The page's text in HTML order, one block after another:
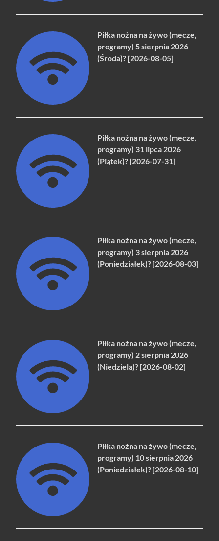
Piłka nożna na żywo (mecze,
programy) 5 sierpnia 2026
(Środa)? [2026-08-05]
Piłka nożna na żywo (mecze,
programy) 31 lipca 2026
(Piątek)? [2026-07-31]
Piłka nożna na żywo (mecze,
programy) 3 sierpnia 2026
(Poniedziałek)? [2026-08-03]
Piłka nożna na żywo (mecze,
programy) 2 sierpnia 2026
(Niedziela)? [2026-08-02]
Piłka nożna na żywo (mecze,
programy) 10 sierpnia 2026
(Poniedziałek)? [2026-08-10]